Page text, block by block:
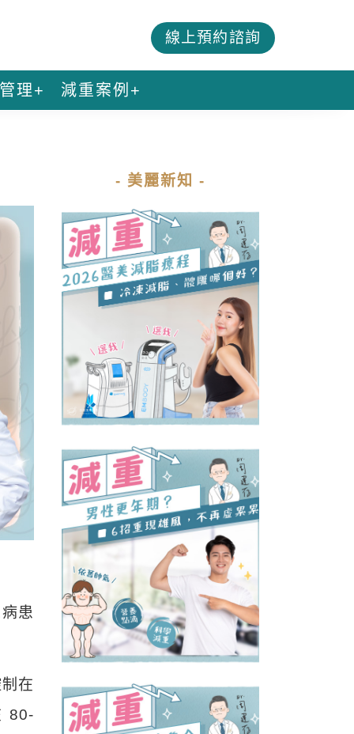
線上預約諮詢
理+ 減重案例+
患
在
80-
- 美麗新知 -